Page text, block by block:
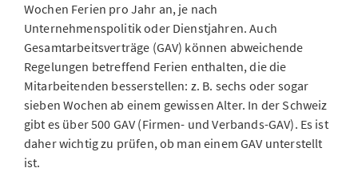
Wochen Ferien pro Jahr an, je nach
Unternehmenspolitik oder Dienstjahren. Auch
Gesamtarbeitsverträge (GAV) können abweichende
Regelungen betreffend Ferien enthalten, die die
Mitarbeitenden besserstellen: z. B. sechs oder sogar
sieben Wochen ab einem gewissen Alter. In der Schweiz
gibt es über 500 GAV (Firmen- und Verbands-GAV). Es ist
daher wichtig zu prüfen, ob man einem GAV unterstellt
ist.